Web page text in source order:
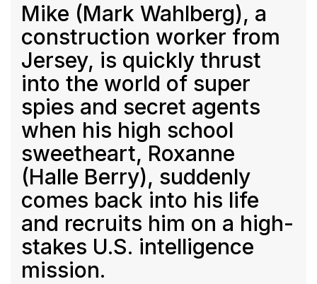
Mike (Mark Wahlberg), a
construction worker from
Jersey, is quickly thrust
into the world of super
spies and secret agents
when his high school
sweetheart, Roxanne
(Halle Berry), suddenly
comes back into his life
and recruits him on a high-
stakes U.S. intelligence
mission.